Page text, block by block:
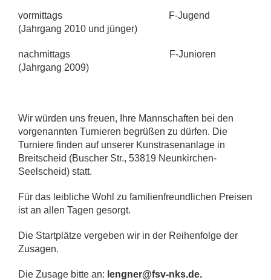
vormittags F-Jugend
(Jahrgang 2010 und jünger)
nachmittags F-Junioren
(Jahrgang 2009)
Wir würden uns freuen, Ihre Mannschaften bei den
vorgenannten Turnieren begrüßen zu dürfen. Die
Turniere finden auf unserer Kunstrasenanlage in
Breitscheid (Buscher Str., 53819 Neunkirchen-
Seelscheid) statt.
Für das leibliche Wohl zu familienfreundlichen Preisen
ist an allen Tagen gesorgt.
Die Startplätze vergeben wir in der Reihenfolge der
Zusagen.
Die Zusage bitte an: lengner@fsv-nks.de.